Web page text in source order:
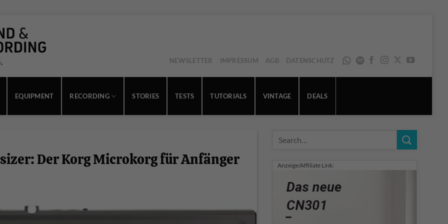
NEWSLETTER IMPRESSUM AGB DATENSCHUTZ
EQUIPMENT RECORDING STORIES TESTS TUTORIALS VINTAGE DEALS
Der Korg Microkorg für Anfänger Anzeige/Affiliate Link: